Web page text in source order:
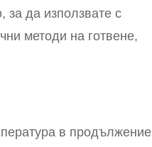
за да използвате с
методи на готвене,
в продължение